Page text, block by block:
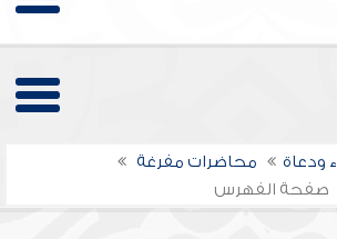
ودعاة
محاضرات مفرغة
صفحة الفهرس